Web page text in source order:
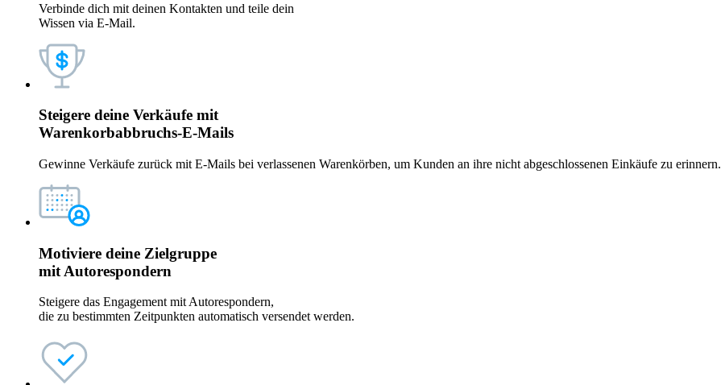
Verbinde dich mit deinen Kontakten und teile dein
Wissen via E-Mail.
Steigere deine Verkäufe mit
Warenkorbabbruchs-E-Mails
Gewinne Verkäufe zurück mit E-Mails bei verlassenen Warenkörben, um Kunden an ihre nicht abgeschlossenen Einkäufe zu erinnern.
Motiviere deine Zielgruppe
mit Autorespondern
Steigere das Engagement mit Autorespondern,
die zu bestimmten Zeitpunkten automatisch versendet werden.